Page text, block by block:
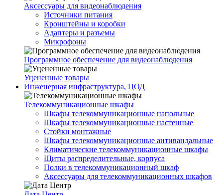
Аксессуары для видеонаблюдения
Источники питания
Кронштейны и коробки
Адаптеры и разъемы
Микрофоны
Программное обеспечение для видеонаблюдения
Уцененные товары
Инженерная инфраструктура, ЦОД
Телекоммуникационные шкафы
Шкафы телекоммуникационные напольные
Шкафы телекоммуникационные настенные
Стойки монтажные
Шкафы телекоммуникационные антивандальные
Климатические телекоммуникационные шкафы
Щиты распределительные, корпуса
Полки в телекоммуникационный шкаф
Аксессуары для телекоммуникационных шкафов